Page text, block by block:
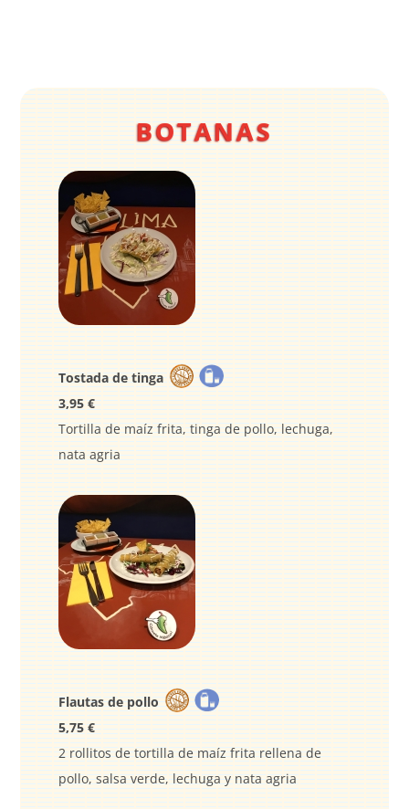
BOTANAS
Tostada de tinga
3,95 €
Tortilla de maíz frita, tinga de pollo, lechuga,
nata agria
Flautas de pollo
5,75 €
2 rollitos de tortilla de maíz frita rellena de
pollo, salsa verde, lechuga y nata agria